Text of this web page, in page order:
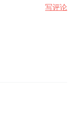
写评论